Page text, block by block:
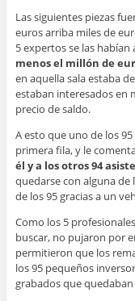
Las siguientes piezas
euros arriba miles de
5 expertos se las habían
menos el millón de
en aquella sala estaba
estaban interesados en
precio de saldo.
A esto que uno de los
primera fila, y le
él y a los otros 94
quedarse con alguna de
de los 95 gracias a un
Como los 5
buscar, no pujaron por
permitieron que los
los 95 pequeños
grabados que quedaban